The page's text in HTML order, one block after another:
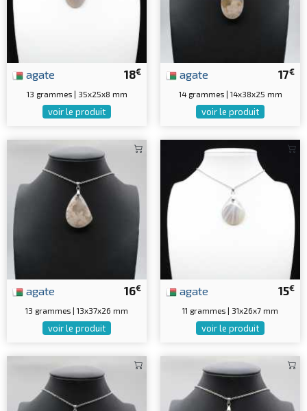
18€
agate
13 grammes | 35x25x8 mm
voir le produit
17€
agate
14 grammes | 14x38x25 mm
voir le produit
16€
agate
13 grammes | 13x37x26 mm
voir le produit
15€
agate
11 grammes | 31x26x7 mm
voir le produit